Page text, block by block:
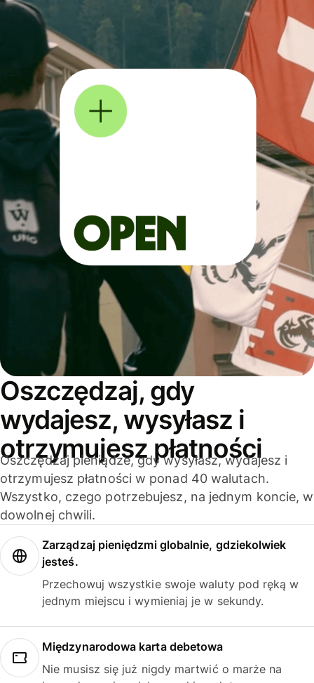
Oszczędzaj, gdy
wydajesz, wysyłasz i
otrzymujesz płatności
Oszczędzaj pieniądze, gdy wysyłasz, wydajesz i
otrzymujesz płatności w ponad 40 walutach.
Wszystko, czego potrzebujesz, na jednym koncie, w
dowolnej chwili.
Zarządzaj pieniędzmi globalnie, gdziekolwiek
jesteś.
Przechowuj wszystkie swoje waluty pod ręką w
jednym miejscu i wymieniaj je w sekundy.
Międzynarodowa karta debetowa
Nie musisz się już nigdy martwić o marże na